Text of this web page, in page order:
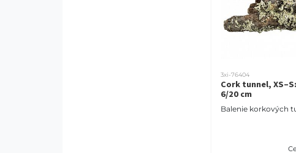
3xi-76404
Cork tunnel,
6/20 cm
Balenie korkových